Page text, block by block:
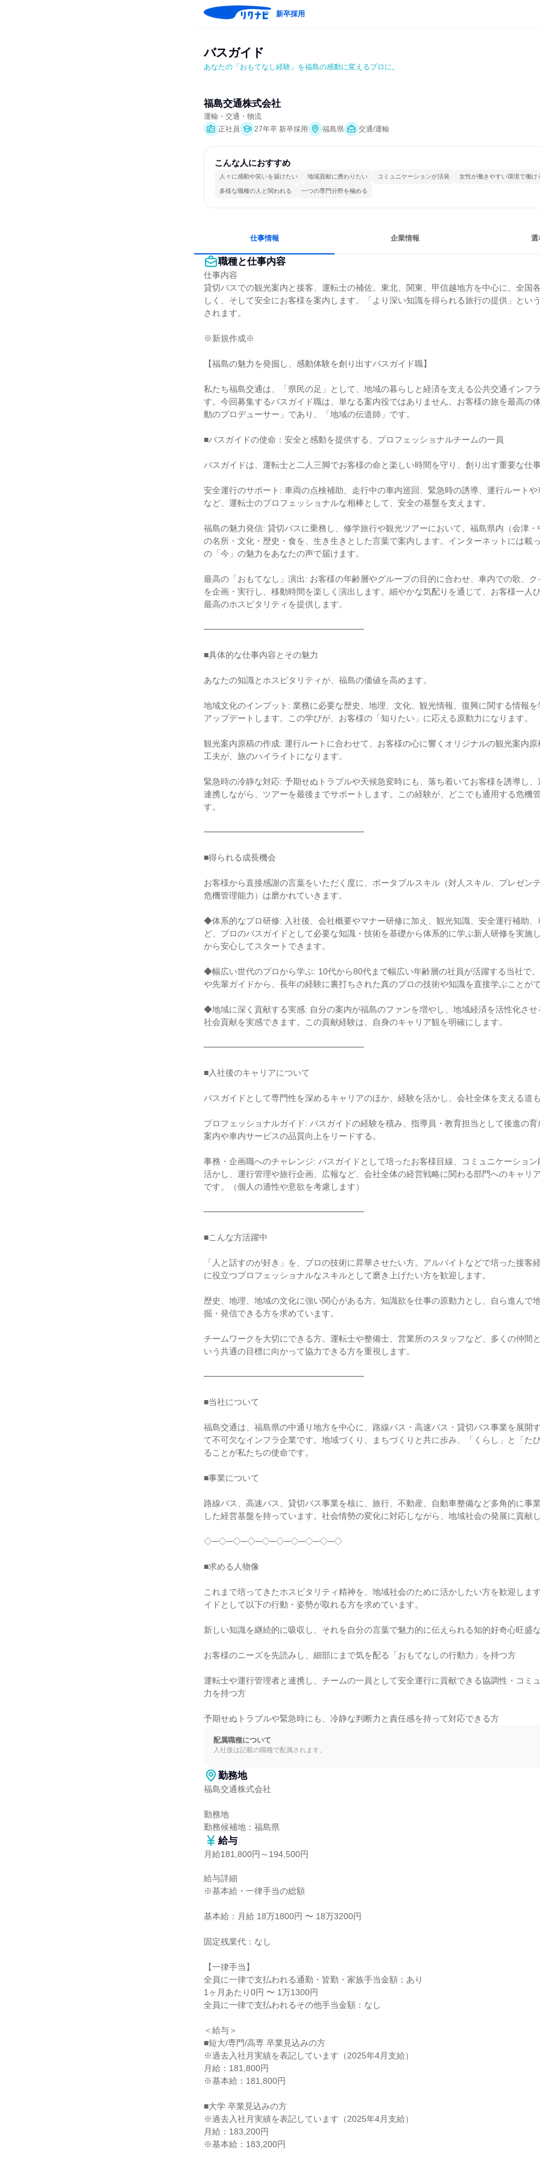
新卒採用
バスガイド
あなたの「おもてなし経験」を福島の感動に変えるプロに。
福島交通株式会社
運輸・交通・物流
正社員
27年卒 新卒採用 福島県 交通/運輸
こんな人におすすめ
人々に感動や笑いを届けたい 地域貢献に携わりたい コミュニケーションが活発 女性が働きやすい環境で働け
多様な職種の人と関われる 一つの専門分野を極める
仕事情報 企業情報 選
職種と仕事内容
仕事内容
貸切バスでの観光案内と接客、運転士の補佐。東北、関東、甲信越地方を中心に、全国
しく、そして安全にお客様を案内します。「より深い知識を得られる旅行の提供」とい
されます。
※新規作成※
【福島の魅力を発掘し、感動体験を創り出すバスガイド職】
私たち福島交通は、「県民の足」として、地域の暮らしと経済を支える公共交通インフ
す。今回募集するバスガイド職は、単なる案内役ではありません。お客様の旅を最高の
動のプロデューサー」であり、「地域の伝道師」です。
■バスガイドの使命：安全と感動を提供する、プロフェッショナルチームの一員
バスガイドは、運転士と二人三脚でお客様の命と楽しい時間を守り、創り出す重要な仕事
安全運行のサポート: 車両の点検補助、走行中の車内巡回、緊急時の誘導、運行ルート
など、運転士のプロフェッショナルな相棒として、安全の基盤を支えます。
福島の魅力発信: 貸切バスに乗務し、修学旅行や観光ツアーにおいて、福島県内（会津・
の名所・文化・歴史・食を、生き生きとした言葉で案内します。インターネットには載
の「今」の魅力をあなたの声で届けます。
最高の「おもてなし」演出: お客様の年齢層やグループの目的に合わせ、車内での歌、
を企画・実行し、移動時間を楽しく演出します。細やかな気配りを通じて、お客様一人
最高のホスピタリティを提供します。
━━━━━━━━━━━━━━━━━━━
■具体的な仕事内容とその魅力
あなたの知識とホスピタリティが、福島の価値を高めます。
地域文化のインプット: 業務に必要な歴史、地理、文化、観光情報、復興に関する情報
アップデートします。この学びが、お客様の「知りたい」に応える原動力になります。
観光案内原稿の作成: 運行ルートに合わせて、お客様の心に響くオリジナルの観光案内原
工夫が、旅のハイライトになります。
緊急時の冷静な対応: 予期せぬトラブルや天候急変時にも、落ち着いてお客様を誘導し、
連携しながら、ツアーを最後までサポートします。この経験が、どこでも通用する危機
す。
━━━━━━━━━━━━━━━━━━━
■得られる成長機会
お客様から直接感謝の言葉をいただく度に、ポータブルスキル（対人スキル、プレゼンテ
危機管理能力）は磨かれていきます。
◆体系的なプロ研修: 入社後、会社概要やマナー研修に加え、観光知識、安全運行補助、
ど、プロのバスガイドとして必要な知識・技術を基礎から体系的に学ぶ新人研修を実施
から安心してスタートできます。
◆幅広い世代のプロから学ぶ: 10代から80代まで幅広い年齢層の社員が活躍する当社で
や先輩ガイドから、長年の経験に裏打ちされた真のプロの技術や知識を直接学ぶことがで
◆地域に深く貢献する実感: 自分の案内が福島のファンを増やし、地域経済を活性化させ
社会貢献を実感できます。この貢献経験は、自身のキャリア観を明確にします。
━━━━━━━━━━━━━━━━━━━
■入社後のキャリアについて
バスガイドとして専門性を深めるキャリアのほか、経験を活かし、会社全体を支える道も
プロフェッショナルガイド: バスガイドの経験を積み、指導員・教育担当として後進の
案内や車内サービスの品質向上をリードする。
事務・企画職へのチャレンジ: バスガイドとして培ったお客様目線、コミュニケーショ
活かし、運行管理や旅行企画、広報など、会社全体の経営戦略に関わる部門へのキャリ
です。（個人の適性や意欲を考慮します）
━━━━━━━━━━━━━━━━━━━
■こんな方活躍中
「人と話すのが好き」を、プロの技術に昇華させたい方。アルバイトなどで培った接客
に役立つプロフェッショナルなスキルとして磨き上げたい方を歓迎します。
歴史、地理、地域の文化に強い関心がある方。知識欲を仕事の原動力とし、自ら進んで
掘・発信できる方を求めています。
チームワークを大切にできる方。運転士や整備士、営業所のスタッフなど、多くの仲間
いう共通の目標に向かって協力できる方を重視します。
━━━━━━━━━━━━━━━━━━━
■当社について
福島交通は、福島県の中通り地方を中心に、路線バス・高速バス・貸切バス事業を展開
て不可欠なインフラ企業です。地域づくり、まちづくりと共に歩み、「くらし」と「た
ることが私たちの使命です。
■事業について
路線バス、高速バス、貸切バス事業を核に、旅行、不動産、自動車整備など多角的に事
した経営基盤を持っています。社会情勢の変化に対応しながら、地域社会の発展に貢献
◇─◇─◇─◇─◇─◇─◇─◇─◇─◇
■求める人物像
これまで培ってきたホスピタリティ精神を、地域社会のために活かしたい方を歓迎しま
イドとして以下の行動・姿勢が取れる方を求めています。
新しい知識を継続的に吸収し、それを自分の言葉で魅力的に伝えられる知的好奇心旺盛
お客様のニーズを先読みし、細部にまで気を配る「おもてなしの行動力」を持つ方
運転士や運行管理者と連携し、チームの一員として安全運行に貢献できる協調性・コミ
力を持つ方
予期せぬトラブルや緊急時にも、冷静な判断力と責任感を持って対応できる方
配属職種について
入社後は記載の職種で配属されます。
勤務地
福島交通株式会社
勤務地
勤務候補地：福島県
給与
月給181,800円～194,500円
給与詳細
※基本給・一律手当の総額
基本給：月給 18万1800円 〜 18万3200円
固定残業代：なし
【一律手当】
全員に一律で支払われる通勤・皆勤・家族手当金額：あり
1ヶ月あたり0円 〜 1万1300円
全員に一律で支払われるその他手当金額：なし
＜給与＞
■短大/専門/高専 卒業見込みの方
※過去入社月実績を表記しています（2025年4月支給）
月給：181,800円
※基本給：181,800円
■大学 卒業見込みの方
※過去入社月実績を表記しています（2025年4月支給）
月給：183,200円
※基本給：183,200円